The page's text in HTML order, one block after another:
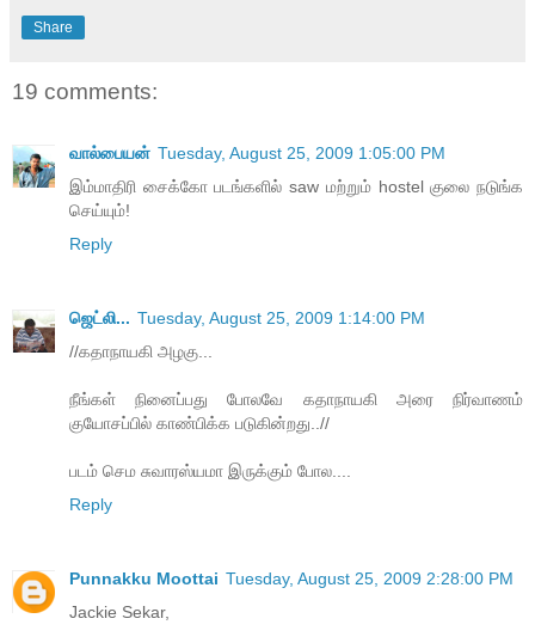
Share
19 comments:
வால்பையன் Tuesday, August 25, 2009 1:05:00 PM
இம்மாதிரி சைக்கோ படங்களில் saw மற்றும் hostel குலை நடுங்க
செய்யும்!
Reply
ஜெட்லி... Tuesday, August 25, 2009 1:14:00 PM
//கதாநாயகி அழகு...
நீங்கள் நினைப்பது போலவே கதாநாயகி அரை நிர்வாணம்
குயோசப்பில் காண்பிக்க படுகின்றது..//
படம் செம சுவாரஸ்யமா இருக்கும் போல....
Reply
Punnakku Moottai Tuesday, August 25, 2009 2:28:00 PM
Jackie Sekar,